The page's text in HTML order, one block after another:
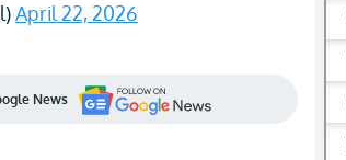
April 22, 2026
News